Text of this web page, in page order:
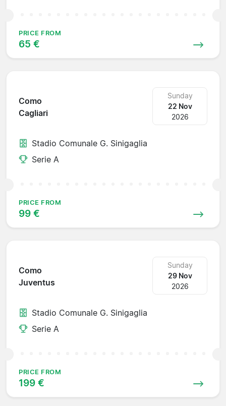
PRICE FROM
65 €
Como
Cagliari
Sunday
22 Nov
2026
Stadio Comunale G. Sinigaglia
Serie A
PRICE FROM
99 €
Como
Juventus
Sunday
29 Nov
2026
Stadio Comunale G. Sinigaglia
Serie A
PRICE FROM
199 €